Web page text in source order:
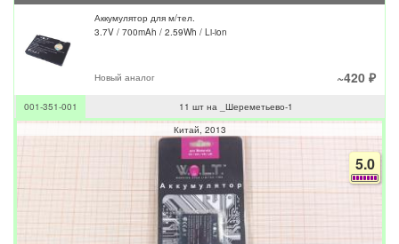
Аккумулятор для м/тел.
3.7V / 700mAh / 2.59Wh / Li-ion
Новый аналог ~420 ₽
001-351-001
11 шт на _Шереметьево-1
Китай 2013
5.0